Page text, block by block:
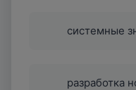
системные
разработка